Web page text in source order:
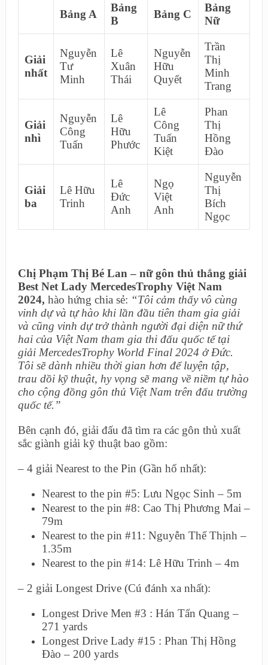
Bảng A
Bảng
B
Bảng C
Bảng
Nữ
Giải
nhất
Nguyễn
Tư
Minh
Lê
Xuân
Thái
Nguyễn
Hữu
Quyết
Trần
Thị
Minh
Trang
Giải
nhì
Nguyễn
Công
Tuấn
Lê
Hữu
Phước
Lê
Công
Tuấn
Kiệt
Phan
Thị
Hồng
Đào
Giải
ba
Lê Hữu
Trinh
Lê
Đức
Anh
Ngọ
Việt
Anh
Nguyễn
Thị
Bích
Ngọc
Chị Phạm Thị Bé Lan – nữ gôn thủ thắng giải
Best Net Lady MercedesTrophy Việt Nam
2024, hào hứng chia sẻ: “Tôi cảm thấy vô cùng
vinh dự và tự hào khi lần đầu tiên tham gia giải
và cũng vinh dự trở thành người đại diện nữ thứ
hai của Việt Nam tham gia thi đấu quốc tế tại
giải MercedesTrophy World Final 2024 ở Đức.
Tôi sẽ dành nhiều thời gian hơn để luyện tập,
trau dồi kỹ thuật, hy vọng sẽ mang về niềm tự hào
cho cộng đồng gôn thủ Việt Nam trên đấu trường
quốc tế.”
Bên cạnh đó, giải đấu đã tìm ra các gôn thủ xuất
sắc giành giải kỹ thuật bao gồm:
– 4 giải Nearest to the Pin (Gần hố nhất):
Nearest to the pin #5: Lưu Ngọc Sinh – 5m
Nearest to the pin #8: Cao Thị Phương Mai –
79m
Nearest to the pin #11: Nguyễn Thế Thịnh –
1.35m
Nearest to the pin #14: Lê Hữu Trinh – 4m
– 2 giải Longest Drive (Cú đánh xa nhất):
Longest Drive Men #3 : Hán Tấn Quang –
271 yards
Longest Drive Lady #15 : Phan Thị Hồng
Đào – 200 yards